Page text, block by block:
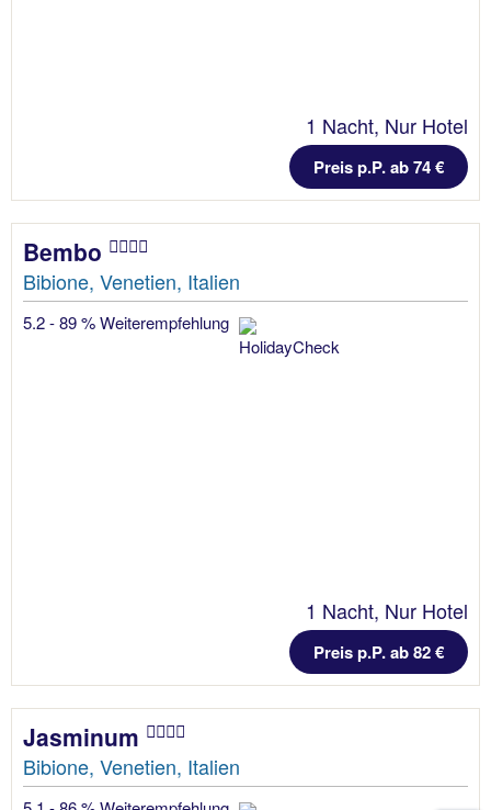
1 Nacht, Nur Hotel
Preis p.P. ab 74 €
Bembo
Bibione, Venetien, Italien
5.2 - 89 % Weiterempfehlung
1 Nacht, Nur Hotel
Preis p.P. ab 82 €
Jasminum
Bibione, Venetien, Italien